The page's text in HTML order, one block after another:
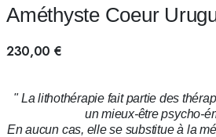
Améthyste Coeur
230,00 €
" La lithothérapie fait partie des
un mieux-être psycho-
En aucun cas, elle se substitue à la